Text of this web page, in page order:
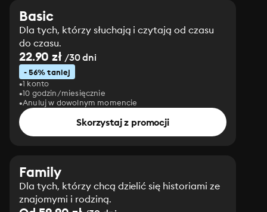
Basic
Dla tych, którzy słuchają i czytają od czasu
do czasu.
22.90 zł/30 dni
- 56% taniej
1 konto
10 godzin/miesięcznie
Anuluj w dowolnym momencie
Skorzystaj z promocji
Family
Dla tych, którzy chcą dzielić się historiami ze
znajomymi i rodziną.